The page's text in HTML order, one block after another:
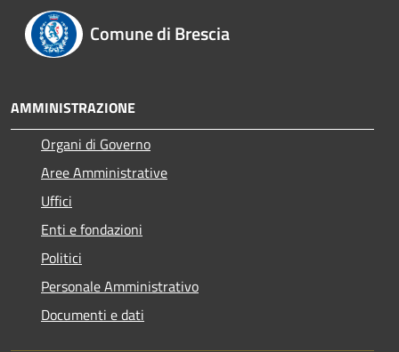
Comune di Brescia
AMMINISTRAZIONE
Organi di Governo
Aree Amministrative
Uffici
Enti e fondazioni
Politici
Personale Amministrativo
Documenti e dati